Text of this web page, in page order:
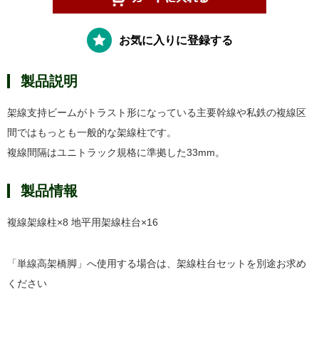
お気に入りに登録する
製品説明
架線支持ビームがトラスト形になっている主要幹線や私鉄の複線区
間ではもっとも一般的な架線柱です。
複線間隔はユニトラック規格に準拠した33mm。
製品情報
複線架線柱×8 地平用架線柱台×16
「単線高架橋脚」へ使用する場合は、架線柱台セットを別途お求め
ください